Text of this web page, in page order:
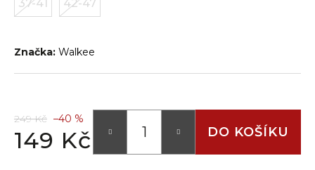
37-41 42-47
Značka: Walkee
249 Kč –40 %
149 Kč DO KOŠÍKU
p
o
r